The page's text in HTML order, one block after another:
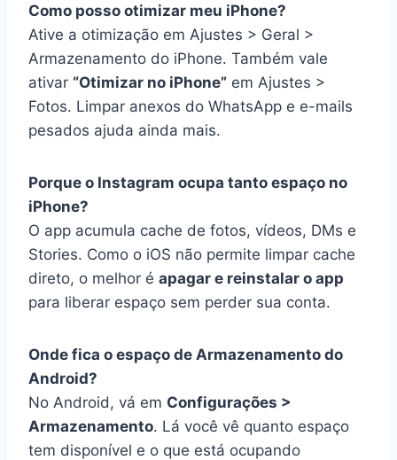
Como posso otimizar meu iPhone?
Ative a otimização em Ajustes > Geral >
Armazenamento do iPhone. Também vale
ativar “Otimizar no iPhone” em Ajustes >
Fotos. Limpar anexos do WhatsApp e e-mails
pesados ajuda ainda mais.
Porque o Instagram ocupa tanto espaço no
iPhone?
O app acumula cache de fotos, vídeos, DMs e
Stories. Como o iOS não permite limpar cache
direto, o melhor é apagar e reinstalar o app
para liberar espaço sem perder sua conta.
Onde fica o espaço de Armazenamento do
Android?
No Android, vá em Configurações >
Armazenamento. Lá você vê quanto espaço
tem disponível e o que está ocupando